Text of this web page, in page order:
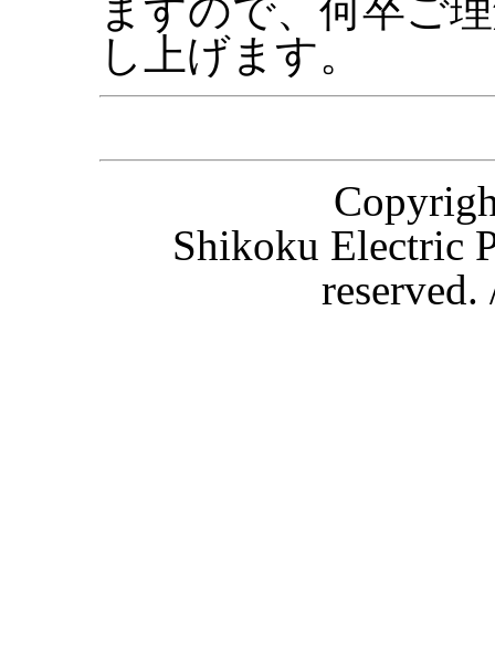
ますので、何卒ご
し上げます。
Shikoku Electric
reserved.